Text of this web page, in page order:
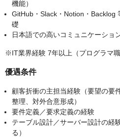
機能）
GitHub・Slack・Notion・Backlog
礎
日本語での高いコミュニケーショ
※IT業界経験 7年以上（プログラマ
優遇条件
顧客折衝の主担当経験（要望の要
整理、対外合意形成）
要件定義／要求定義の経験
テーブル設計／サーバー設計の経
る）